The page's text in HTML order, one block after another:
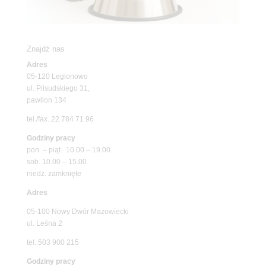
Znajdź nas
Adres
05-120 Legionowo
ul. Piłsudskiego 31,
pawilon 134
tel./fax. 22 784 71 96
Godziny pracy
pon. – piąt. 10.00 – 19.00
sob. 10.00 – 15.00
niedz. zamknięte
Adres
05-100 Nowy Dwór Mazowiecki
ul. Leśna 2
tel. 503 900 215
Godziny pracy